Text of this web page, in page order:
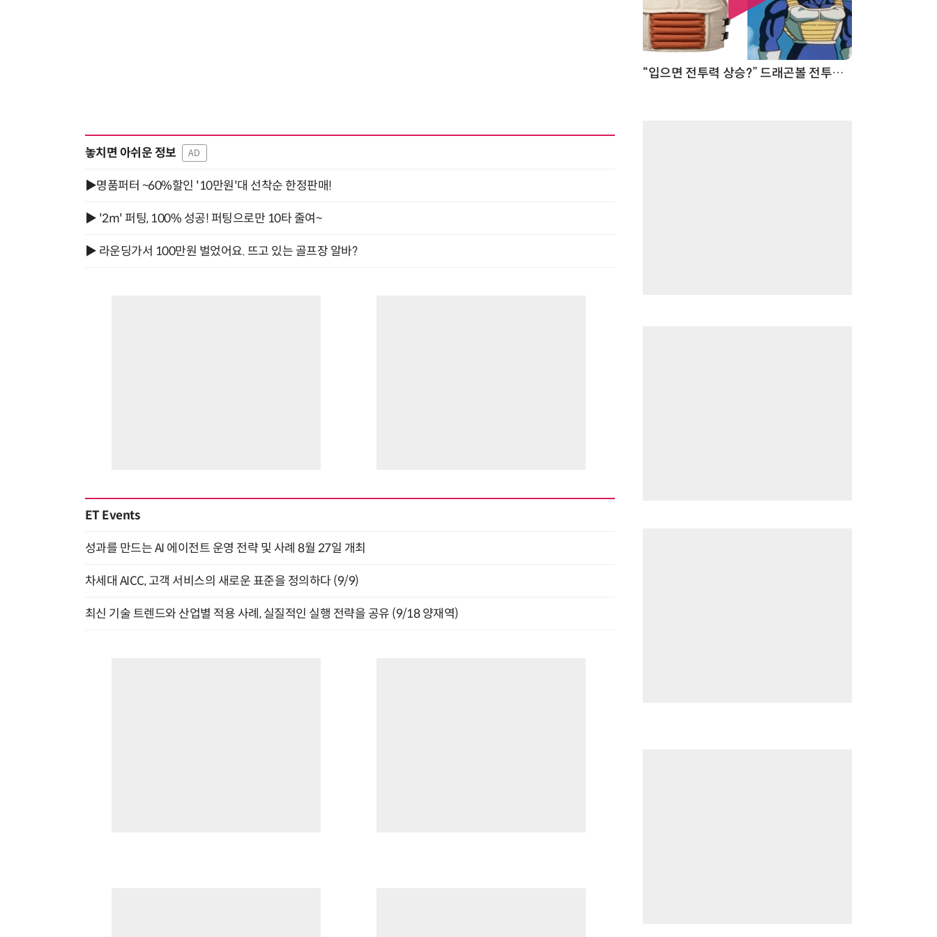
놓치면 아쉬운 정보 AD
▶명품퍼터 ~60%할인 '10만원'대 선착순 한정판매!
▶ '2m' 퍼팅, 100% 성공! 퍼팅으로만 10타 줄여~
▶ 라운딩가서 100만원 벌었어요. 뜨고 있는 골프장 알바?
ET Events
성과를 만드는 AI 에이전트 운영 전략 및 사례 8월 27일 개최
차세대 AICC, 고객 서비스의 새로운 표준을 정의하다 (9/9)
최신 기술 트렌드와 산업별 적용 사례, 실질적인 실행 전략을 공유 (9/18 양재역)
“입으면 전투력 상승?” 드래곤볼 전투복 닮은 중량조끼